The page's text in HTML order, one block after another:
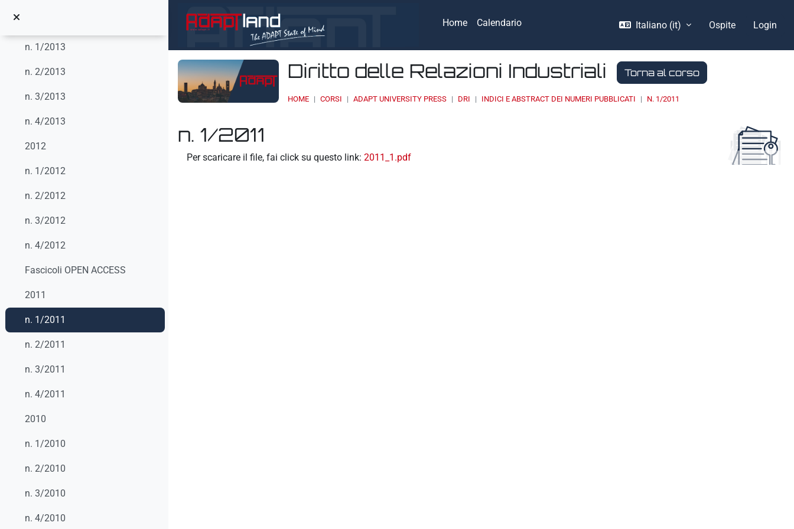
Home
Calendario Italiano ‎(it)‎ Ospite Login
n. 1/2013
n. 2/2013
n. 3/2013
n. 4/2013
2012
n. 1/2012
n. 2/2012
n. 3/2012
n. 4/2012
Fascicoli OPEN ACCESS
2011
n. 1/2011
n. 2/2011
n. 3/2011
n. 4/2011
2010
n. 1/2010
n. 2/2010
n. 3/2010
n. 4/2010
Diritto delle Relazioni Industriali Torna al corso
HOME CORSI ADAPT UNIVERSITY PRESS DRI INDICI E ABSTRACT DEI NUMERI PUBBLICATI N. 1/2011
n. 1/2011
Aggregazione dei criteri
Per scaricare il file, fai click su questo link: 2011_1.pdf